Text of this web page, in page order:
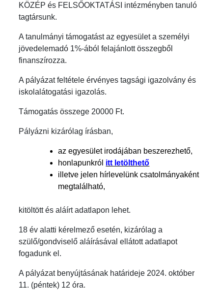
KÖZÉP és FELSŐOKTATÁSI intézményben tanuló
tagtársunk.
A tanulmányi támogatást az egyesület a személyi
jövedelemadó 1%-ából felajánlott összegből
finanszírozza.
A pályázat feltétele érvényes tagsági igazolvány és
iskolalátogatási igazolás.
Támogatás összege 20000 Ft.
Pályázni kizárólag írásban,
az egyesület irodájában beszerezhető,
honlapunkról itt letölthető
illetve jelen hírlevelünk csatolmányaként
megtalálható,
kitöltött és aláírt adatlapon lehet.
18 év alatti kérelmező esetén, kizárólag a
szülő/gondviselő aláírásával ellátott adatlapot
fogadunk el.
A pályázat benyújtásának határideje 2024. október
11. (péntek) 12 óra.